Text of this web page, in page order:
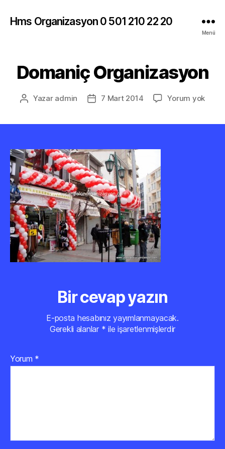
Hms Organizasyon 0 501 210 22 20
Menü
Domaniç Organizasyon
Yazının
Yazar admin
Yazı7 Mart 2014 Yorum yok
Bir cevap yazın
E-posta hesabınız yayımlanmayacak.
Gerekli alanlar * ile işaretlenmişlerdir
Yorum *